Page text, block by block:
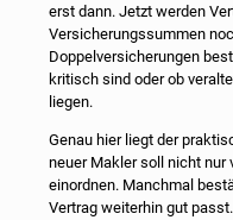
erst dann. Jetzt werden
Versicherungssummen
Doppelversicherungen
kritisch sind oder ob
liegen.
Genau hier liegt der
neuer Makler soll nicht nur
einordnen. Manchmal
Vertrag weiterhin gut